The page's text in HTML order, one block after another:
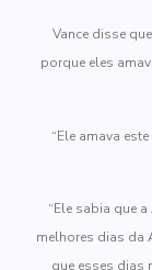
Vance disse
porque eles
“Ele amava
“Ele sabia que
melhores dias da
que esses dias